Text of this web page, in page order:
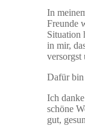
In
Freunde
Situation
in mir,
versorgst
Dafür bin
Ich
schöne
gut,